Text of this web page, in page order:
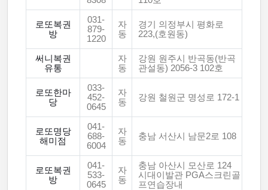
로또복권
방
031-
879-
1220
자
동
경기 의정부시 평화로
223,(호원동)
써니복권
유통
자
동
강원 원주시 반곡동(반곡
관설동) 2056-3 102호
로또한마
당
033-
452-
0645
자
동
강원 철원군 명성로 172-1
로또명당
해미점
041-
688-
6004
자
동
충남 서산시 남문2로 108
로또복권
방
041-
533-
0645
자
동
충남 아산시 모산로 124
시대이발관 PGA스크린골
프연습장내